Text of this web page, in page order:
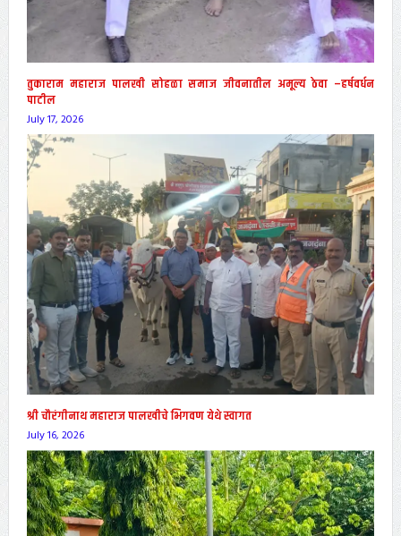
तुकाराम महाराज पालखी सोहळा समाज जीवनातील अमूल्य ठेवा –हर्षवर्धन
पाटील
July 17, 2026
श्री चौरंगीनाथ महाराज पालखीचे भिगवण येथे स्वागत
July 16, 2026